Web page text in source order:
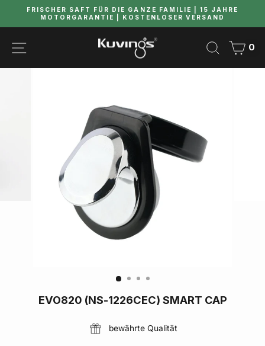
Pause
FRISCHER SAFT FÜR DIE GANZE FAMILIE | 15 JAHRE
MOTORGARANTIE | KOSTENLOSER VERSAND
SEITENNAVIGATION SEARCH
0
EVO820 (NS-1226CEC) SMART CAP
bewährte Qualität